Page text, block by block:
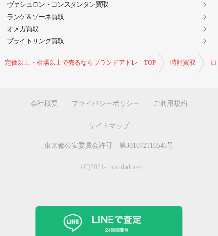
定価以上・相場以上で売るならブランドアドレ TOP 時計買取
ヴァシュロン・コンスタンタン買取
ランゲ＆ゾーネ買取
オメガ買取
ブライトリング買取
会社概要 プライバシーポリシー ご利用規約
サイトマップ
東京都公安委員会許可 第301072116546号
（C)2021- brandadorer